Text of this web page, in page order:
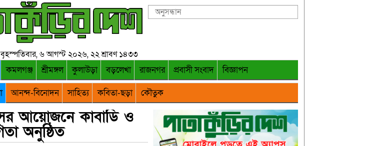
বৃহস্পতিবার, ৬ আগস্ট ২০২৬, ২২ শ্রাবণ ১৪৩৩
কমলগঞ্জ শ্রীমঙ্গল কুলাউড়া বড়লেখা রাজনগর প্রবাসী সংবাদ
বিজ্ঞাপন
আনন্দ-বিনোদন সাহিত্য কবিতা-ছড়া কৌতুক
আয়োজনে কাবাডি ও
অনুষ্ঠিত